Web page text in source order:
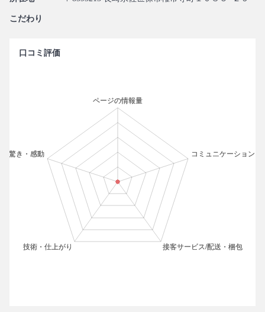
こだわり
口コミ評価